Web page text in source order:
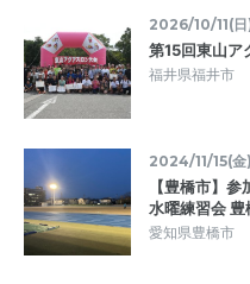
2026/10/11(日
第15回東山ア
福井県福井市
2024/11/15(金
【豊橋市】
水曜練習会
愛知県豊橋市